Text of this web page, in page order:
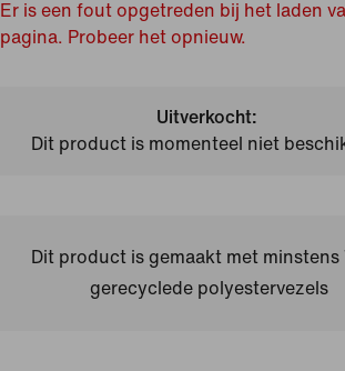
Er is een fout opgetreden bij het laden
pagina. Probeer het opnieuw.
Uitverkocht:
Dit product is momenteel niet
Dit product is gemaakt met
gerecyclede polyestervezels